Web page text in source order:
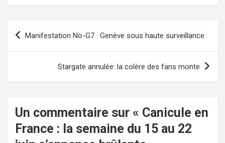
Navigation
Manifestation No-G7 : Genève sous haute surveillance
Stargate annulée: la colère des fans monte
Un commentaire sur « Canicule en
France : la semaine du 15 au 22